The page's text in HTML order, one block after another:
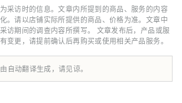
片展示的是三重县的阿戈湾。阿戈湾素有
之乡”的美誉，拥有众多岛屿，景色宁静
是理想的游船目的地。
采访时的信息。文章内所提到的商品、服务的内容
。请以店铺实际所提供的商品、价格为准。文章中
访期间的调查内容所撰写。 文章发布后，产品或服
变更，请提前确认后再购买或使用相关产品服务。
自动翻译生成，请见谅。